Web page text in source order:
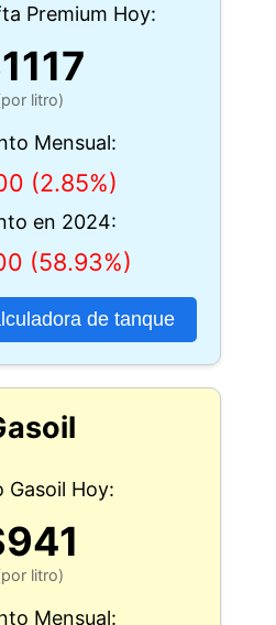
Premium Hoy:
litro)
Mensual:
(2.85%)
en 2024:
(58.93%)
de tanque
Gasoil Hoy:
litro)
Mensual: